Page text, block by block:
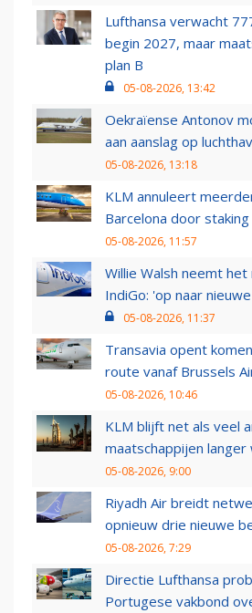
Lufthansa verwacht
begin 2027, maar
plan B
05-08-2026, 13:42
Oekraïense Antonov
aan aanslag op
05-08-2026, 13:18
KLM annuleert
Barcelona door staking
05-08-2026, 11:57
Willie Walsh neemt
IndiGo: 'op naar
05-08-2026, 11:37
Transavia opent
route vanaf Brussels
05-08-2026, 10:46
KLM blijft net als veel
maatschappijen
05-08-2026, 9:00
Riyadh Air breidt
opnieuw drie nieuwe
05-08-2026, 7:29
Directie Lufthansa
Portugese vakbond